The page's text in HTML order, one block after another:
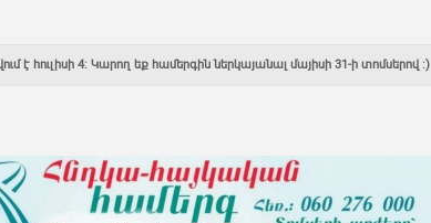
է հուլիսի 4: Կարող եք համերգին ներկայանալ մայիսի 31-ի տոմսերով :)